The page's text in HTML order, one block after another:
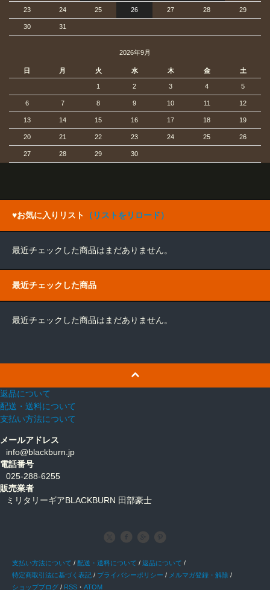
23 24 25 26 27 28 29
30 31
2026年9月
日 月 火 水 木 金 土
1 2 3 4 5
6 7 8 9 10 11 12
13 14 15 16 17 18 19
20 21 22 23 24 25 26
27 28 29 30
♥お気に入りリスト （リストをリロード）
最近チェックした商品はまだありません。
最近チェックした商品
最近チェックした商品はまだありません。
返品について
配送・送料について
支払い方法について
メールアドレス
info@blackburn.jp
電話番号
025-288-6255
販売業者
ミリタリーギアBLACKBURN 田部豪士
支払い方法について / 配送・送料について / 返品について /
特定商取引法に基づく表記 / プライバシーポリシー / メルマガ登録・解除 /
ショップブログ / RSS ・ ATOM